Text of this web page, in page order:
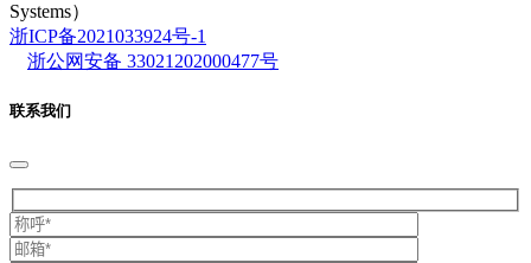
Systems）
浙ICP备2021033924号-1
浙公网安备 33021202000477号
联系我们